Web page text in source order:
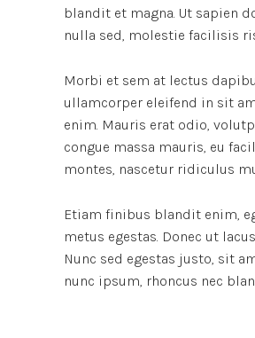
blandit et magna. Ut sapien
nulla sed, molestie facilisis
Morbi et sem at lectus
ullamcorper eleifend in sit
enim. Mauris erat odio,
congue massa mauris, eu
montes, nascetur ridiculus
Etiam finibus blandit enim,
metus egestas. Donec ut
Nunc sed egestas justo, sit
nunc ipsum, rhoncus nec